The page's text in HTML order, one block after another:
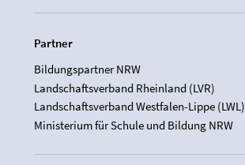
Partner
Bildungspartner NRW
Landschaftsverband Rheinland (LVR)
Landschaftsverband Westfalen-Lippe (LWL)
Ministerium für Schule und Bildung NRW